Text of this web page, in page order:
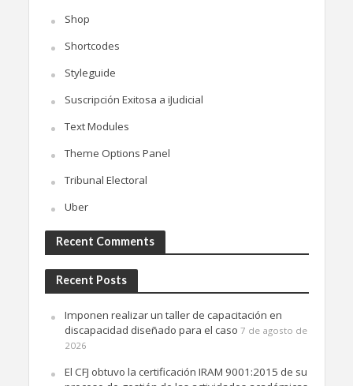
Shop
Shortcodes
Styleguide
Suscripción Exitosa a iJudicial
Text Modules
Theme Options Panel
Tribunal Electoral
Uber
Recent Comments
Recent Posts
Imponen realizar un taller de capacitación en
discapacidad diseñado para el caso 7 de agosto de
2026
El CFJ obtuvo la certificación IRAM 9001:2015 de su